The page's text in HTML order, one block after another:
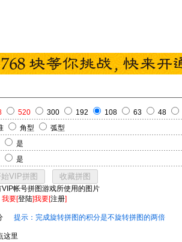
520 300 192 108 63 48
角型
弧型
是
是
帐号拼图游戏所使用的图片
我要[登陆]我要[注册]
提示：完成旋转拼图的积分是不旋转拼图的两倍
这里